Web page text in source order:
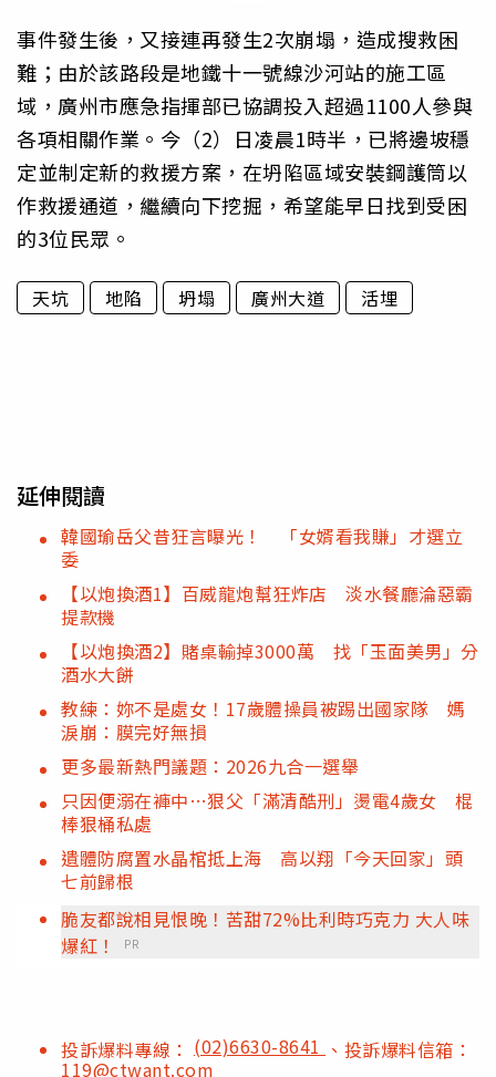
事件發生後，又接連再發生2次崩塌，造成搜救困
難；由於該路段是地鐵十一號線沙河站的施工區
域，廣州市應急指揮部已協調投入超過1100人參與
各項相關作業。今（2）日凌晨1時半，已將邊坡穩
定並制定新的救援方案，在坍陷區域安裝鋼護筒以
作救援通道，繼續向下挖掘，希望能早日找到受困
的3位民眾。
天坑 地陷 坍塌 廣州大道 活埋
延伸閱讀
韓國瑜岳父昔狂言曝光！ 「女婿看我賺」才選立
委
【以炮換酒1】百威龍炮幫狂炸店 淡水餐廳淪惡霸
提款機
【以炮換酒2】賭桌輸掉3000萬 找「玉面美男」分
酒水大餅
教練：妳不是處女！17歲體操員被踢出國家隊 媽
淚崩：膜完好無損
更多最新熱門議題：2026九合一選舉
只因便溺在褲中…狠父「滿清酷刑」燙電4歲女 棍
棒狠桶私處
遺體防腐置水晶棺抵上海 高以翔「今天回家」頭
七前歸根
脆友都說相見恨晚！苦甜72%比利時巧克力 大人味
爆紅！
PR
投訴爆料專線： (02)6630-8641 、投訴爆料信箱：
119@ctwant.com